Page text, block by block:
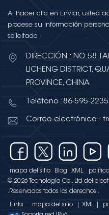
Al hacer clic en Enviar, usted
procese su información
solicitado.
DIRECCIÓN : NO.58
LICHENG DISTRICT,
PROVINCE, CHINA
Teléfono :86-595-
Correo electrónico :
mapa del sitio Blog XML
© 2026 Tecnología Co., Ltd del
.Reservados todos los derechos .
Links : mapa del sitio XML